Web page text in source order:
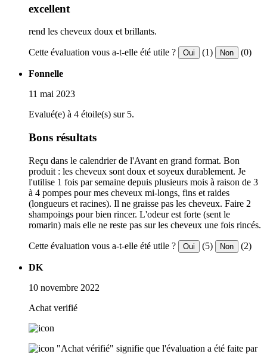
excellent
rend les cheveux doux et brillants.
Cette évaluation vous a-t-elle été utile ? Oui (1) Non (0)
Fonnelle
11 mai 2023
Evalué(e) à 4 étoile(s) sur 5.
Bons résultats
Reçu dans le calendrier de l'Avant en grand format. Bon
produit : les cheveux sont doux et soyeux durablement. Je
l'utilise 1 fois par semaine depuis plusieurs mois à raison de 3
à 4 pompes pour mes cheveux mi-longs, fins et raides
(longueurs et racines). Il ne graisse pas les cheveux. Faire 2
shampoings pour bien rincer. L'odeur est forte (sent le
romarin) mais elle ne reste pas sur les cheveux une fois rincés.
Cette évaluation vous a-t-elle été utile ? Oui (5) Non (2)
DK
10 novembre 2022
Achat verifié
"Achat vérifié" signifie que l'évaluation a été faite par